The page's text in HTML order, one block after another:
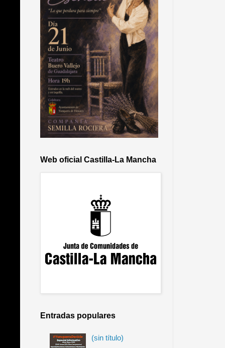
Web oficial Castilla-La Mancha
Entradas populares
(sin título)